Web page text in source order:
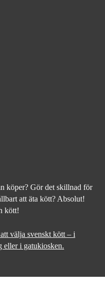
köper? Gör det skillnad för
att äta kött? Absolut!
kött!
välja svenskt kött – i
eller i gatukiosken.